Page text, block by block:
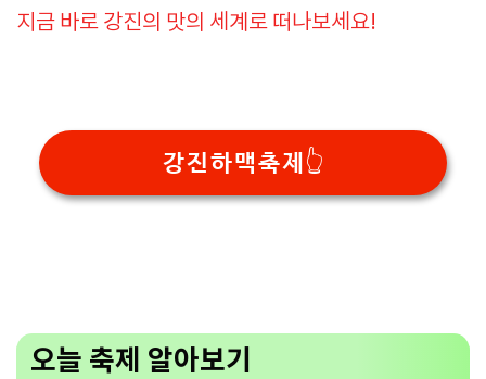
지금 바로 강진의 맛의 세계로 떠나보세요!
강진하맥축제👆
오늘 축제 알아보기